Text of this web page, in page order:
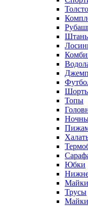
Топы
Юбки
Майки
Трусы